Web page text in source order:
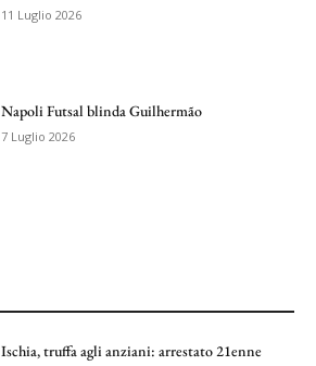
11 Luglio 2026
Napoli Futsal blinda Guilhermão
7 Luglio 2026
Ischia, truffa agli anziani: arrestato 21enne